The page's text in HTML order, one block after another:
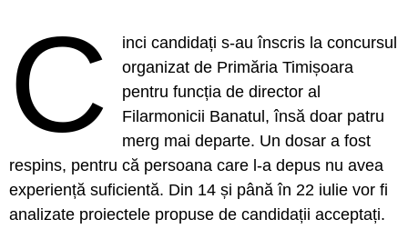
C
inci candidați s-au înscris la concursul
organizat de Primăria Timișoara
pentru funcția de director al
Filarmonicii Banatul, însă doar patru
merg mai departe. Un dosar a fost
respins, pentru că persoana care l-a depus nu avea
experiență suficientă. Din 14 și până în 22 iulie vor fi
analizate proiectele propuse de candidații acceptați.